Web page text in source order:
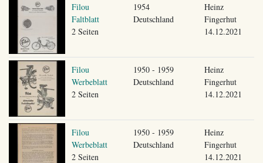
Filou
Faltblatt
2 Seiten
1954
Deutschland
Heinz
Fingerhut
14.12.2021
Filou
Werbeblatt
2 Seiten
1950 - 1959
Deutschland
Heinz
Fingerhut
14.12.2021
Filou
Werbeblatt
2 Seiten
1950 - 1959
Deutschland
Heinz
Fingerhut
14.12.2021